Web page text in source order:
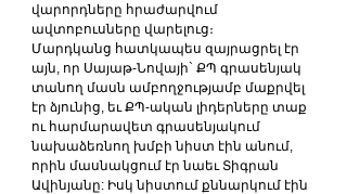
վարորդները հրաժարվում
ավտոբուսները վարելուց։
Մարդկանց հատկապես զայրացրել էր
այն, որ Սայաթ-Նովայի` ՔՊ գրասենյակ
տանող մասն ամբողջությամբ մաքրվել
էր ձյունից, եւ ՔՊ-ական լիդերները տաք
ու հարմարավետ գրասենյակում
նախաձեռնող խմբի նիստ էին անում,
որին մասնակցում էր նաեւ Տիգրան
Ավինյանը: Իսկ նիստում քննարկում էին